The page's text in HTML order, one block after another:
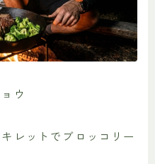
ウ
レットでブロッコリー